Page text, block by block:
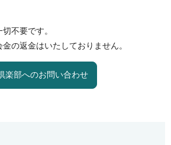
不要です。
の返金はいたしておりません。
楽部へのお問い合わせ